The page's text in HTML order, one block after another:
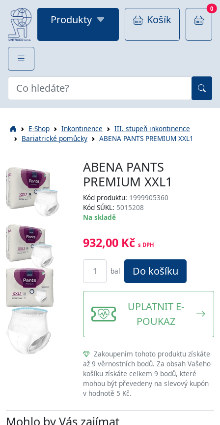
Produkty Košík
0
E-Shop Inkontinence
III. stupeň inkontinence
Bariatrické pomůcky
ABENA PANTS PREMIUM XXL1
ABENA PANTS
PREMIUM XXL1
Kód produktu: 1999905360
Kód SÚKL: 5015208
Na skladě
932,00 Kčs DPH
bal Do košíku
UPLATNIT E-
POUKAZ
Zakoupením tohoto produktu získáte
až 9 věrnostních bodů. Za obsah Vašeho
košíku získáte celkem 9 bodů, které
mohou být převedeny na slevový kupón
v hodnotě 5 Kč.
Mohlo by Vás zajímat